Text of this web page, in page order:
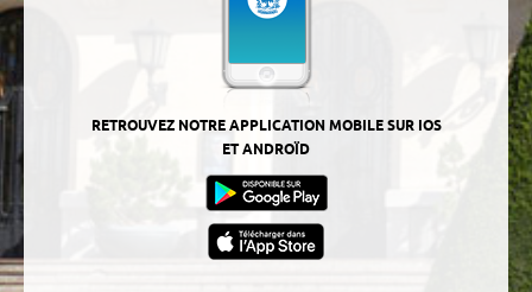
RETROUVEZ NOTRE APPLICATION MOBILE SUR IOS
ET ANDROÏD